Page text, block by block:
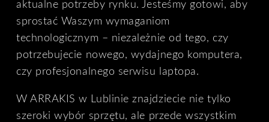
aktualne potrzeby rynku. Jesteśmy gotowi, aby
sprostać Waszym wymaganiom
technologicznym – niezależnie od tego, czy
potrzebujecie nowego, wydajnego komputera,
czy profesjonalnego serwisu laptopa.
W ARRAKIS w Lublinie znajdziecie nie tylko
szeroki wybór sprzętu, ale przede wszystkim